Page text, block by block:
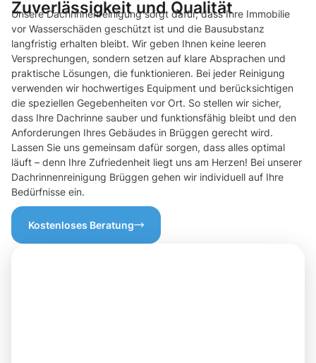
Zuverlässigkeit und Qualität
Unsere Dachrinnenreinigung sorgt dafür, dass Ihre Immobilie
vor Wasserschäden geschützt ist und die Bausubstanz
langfristig erhalten bleibt. Wir geben Ihnen keine leeren
Versprechungen, sondern setzen auf klare Absprachen und
praktische Lösungen, die funktionieren. Bei jeder Reinigung
verwenden wir hochwertiges Equipment und berücksichtigen
die speziellen Gegebenheiten vor Ort. So stellen wir sicher,
dass Ihre Dachrinne sauber und funktionsfähig bleibt und den
Anforderungen Ihres Gebäudes in Brüggen gerecht wird.
Lassen Sie uns gemeinsam dafür sorgen, dass alles optimal
läuft – denn Ihre Zufriedenheit liegt uns am Herzen! Bei unserer
Dachrinnenreinigung Brüggen gehen wir individuell auf Ihre
Bedürfnisse ein.
Kostenloses Beratung